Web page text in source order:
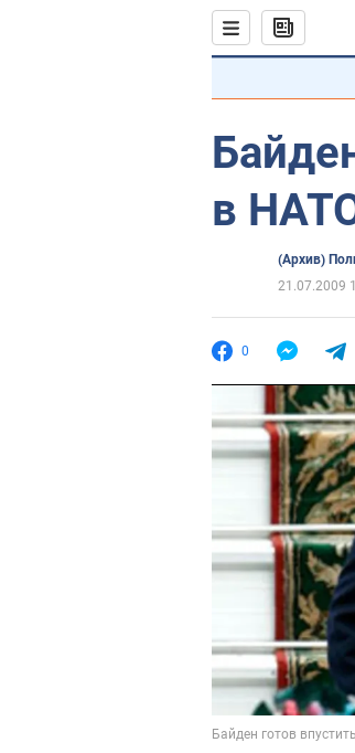
в
(Архив)
21.07.2009
0